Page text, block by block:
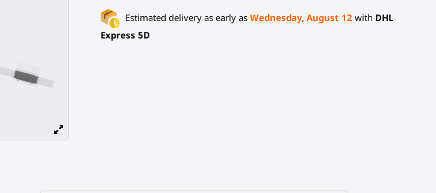
Estimated delivery as early as Wednesday, August 12 with DHL
Express 5D